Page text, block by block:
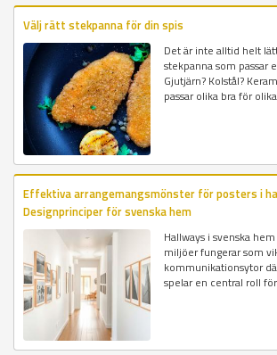
Välj rätt stekpanna för din spis
Det är inte alltid helt
stekpanna som passar
Gjutjärn? Kolstål?
passar olika bra för
Effektiva arrangemangsmönster för posters i
Designprinciper för svenska hem
Hallways i svenska
miljöer fungerar som
kommunikationsytor
spelar en central roll